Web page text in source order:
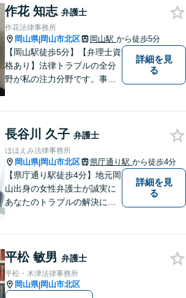
少しでも解決されますよう，
誠心誠意努力いたす所存で
す。皆様方のご来所をお待ち
しております。
作花 知志 弁護士
作花法律事務所
岡山県|岡山市北区 岡山駅 から徒歩5分
【岡山駅徒歩5分】【弁理士資
格あり】法律トラブルの全分
野が私の注力分野です。事務
ラス対応】【後払い対応】
【日弁連国際人権問題委員会
所属】お困りの方は、お気軽
にご相談下さい。
詳細を見
る
長谷川 久子 弁護士
ほほえみ法律事務所
岡山県|岡山市北区 県庁通り駅 から徒歩4分
【県庁通り駅徒歩4分】地元岡
山出身の女性弁護士が誠実に
あなたのトラブルの解決に向
詳細を見
る
平松 敏男 弁護士
平松・木津法律事務所
岡山県|岡山市北区